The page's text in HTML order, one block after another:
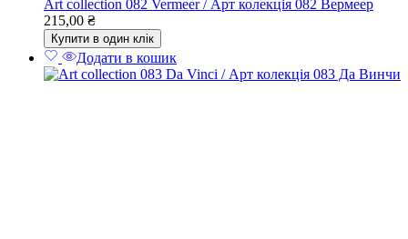
Art collection 082 Vermeer / Арт колекція 082 Вермеер
215,00 ₴
Купити в один клік
Додати в кошик